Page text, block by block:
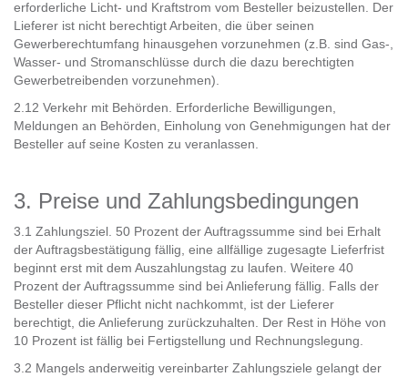
erforderliche Licht- und Kraftstrom vom Besteller beizustellen. Der
Lieferer ist nicht berechtigt Arbeiten, die über seinen
Gewerberechtumfang hinausgehen vorzunehmen (z.B. sind Gas-,
Wasser- und Stromanschlüsse durch die dazu berechtigten
Gewerbetreibenden vorzunehmen).
2.12 Verkehr mit Behörden. Erforderliche Bewilligungen,
Meldungen an Behörden, Einholung von Genehmigungen hat der
Besteller auf seine Kosten zu veranlassen.
3. Preise und Zahlungsbedingungen
3.1 Zahlungsziel. 50 Prozent der Auftragssumme sind bei Erhalt
der Auftragsbestätigung fällig, eine allfällige zugesagte Lieferfrist
beginnt erst mit dem Auszahlungstag zu laufen. Weitere 40
Prozent der Auftragssumme sind bei Anlieferung fällig. Falls der
Besteller dieser Pflicht nicht nachkommt, ist der Lieferer
berechtigt, die Anlieferung zurückzuhalten. Der Rest in Höhe von
10 Prozent ist fällig bei Fertigstellung und Rechnungslegung.
3.2 Mangels anderweitig vereinbarter Zahlungsziele gelangt der